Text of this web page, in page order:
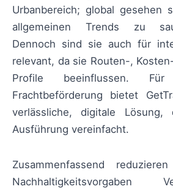
Urbanbereich; global gesehen
allgemeinen Trends zu
Dennoch sind sie auch für
relevant, da sie Routen-,
Profile beeinflussen.
Frachtbeförderung bietet
verlässliche, digitale
Ausführung vereinfacht.
Zusammenfassend
Nachhaltigkeitsvorgaben